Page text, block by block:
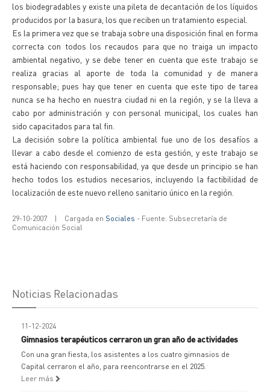
los biodegradables y existe una pileta de decantación de los líquidos
producidos por la basura, los que reciben un tratamiento especial.
Es la primera vez que se trabaja sobre una disposición final en forma
correcta con todos los recaudos para que no traiga un impacto
ambiental negativo, y se debe tener en cuenta que este trabajo se
realiza gracias al aporte de toda la comunidad y de manera
responsable; pues hay que tener en cuenta que este tipo de tarea
nunca se ha hecho en nuestra ciudad ni en la región, y se la lleva a
cabo por administración y con personal municipal, los cuales han
sido capacitados para tal fin.
La decisión sobre la política ambiental fue uno de los desafíos a
llevar a cabo desde el comienzo de esta gestión, y este trabajo se
está haciendo con responsabilidad, ya que desde un principio se han
hecho todos los estudios necesarios, incluyendo la factibilidad de
localización de este nuevo relleno sanitario único en la región.
29-10-2007 | Cargada en Sociales - Fuente: Subsecretaría de
Comunicación Social
Noticias Relacionadas
11-12-2024
Gimnasios terapéuticos cerraron un gran año de actividades
Con una gran fiesta, los asistentes a los cuatro gimnasios de
Capital cerraron el año, para reencontrarse en el 2025.
Leer más